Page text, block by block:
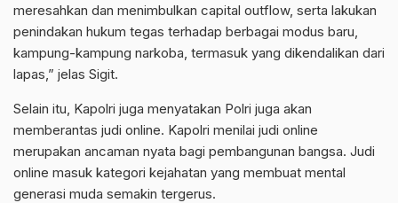
meresahkan dan menimbulkan capital outflow, serta lakukan
penindakan hukum tegas terhadap berbagai modus baru,
kampung-kampung narkoba, termasuk yang dikendalikan dari
lapas,” jelas Sigit.
Selain itu, Kapolri juga menyatakan Polri juga akan
memberantas judi online. Kapolri menilai judi online
merupakan ancaman nyata bagi pembangunan bangsa. Judi
online masuk kategori kejahatan yang membuat mental
generasi muda semakin tergerus.